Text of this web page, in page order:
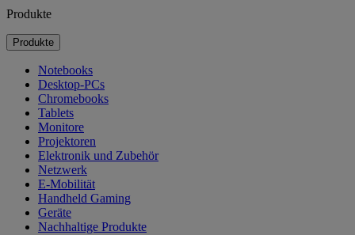
Produkte
Produkte
Notebooks
Desktop-PCs
Chromebooks
Tablets
Monitore
Projektoren
Elektronik und Zubehör
Netzwerk
E-Mobilität
Handheld Gaming
Geräte
Nachhaltige Produkte